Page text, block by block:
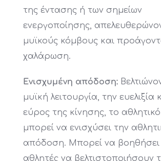
της έντασης ή των σημείων
ενεργοποίησης,
μυϊκούς κόμβους και
χαλάρωση.
Ενισχυμένη απόδοση:
μυϊκή λειτουργία, την ευελιξία
εύρος της κίνησης, το
μπορεί να ενισχύσει την
απόδοση. Μπορεί να βοηθήσει
αθλητές να βελτιστοποιήσουν